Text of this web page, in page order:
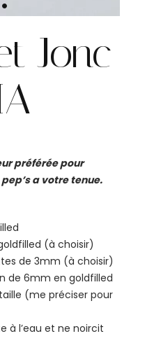
Jonc
préférée pour
a votre tenue.
(à choisir)
de 3mm (à choisir)
de 6mm en goldfilled
(me préciser pour
à l’eau et ne noircit